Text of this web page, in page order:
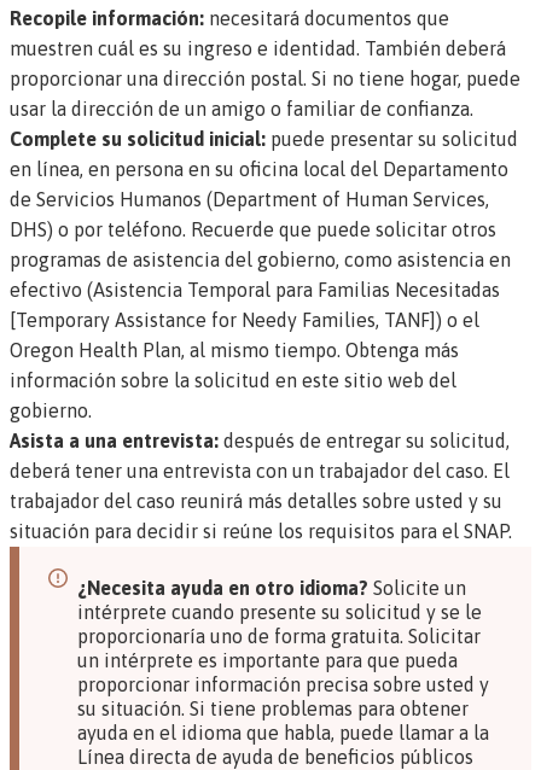
Recopile información: necesitará documentos que
muestren cuál es su ingreso e identidad. También deberá
proporcionar una dirección postal. Si no tiene hogar, puede
usar la dirección de un amigo o familiar de confianza.
Complete su solicitud inicial: puede presentar su solicitud
en línea, en persona en su oficina local del Departamento
de Servicios Humanos (Department of Human Services,
DHS) o por teléfono. Recuerde que puede solicitar otros
programas de asistencia del gobierno, como asistencia en
efectivo (Asistencia Temporal para Familias Necesitadas
[Temporary Assistance for Needy Families, TANF]) o el
Oregon Health Plan, al mismo tiempo. Obtenga más
información sobre la solicitud en este sitio web del
gobierno.
Asista a una entrevista: después de entregar su solicitud,
deberá tener una entrevista con un trabajador del caso. El
trabajador del caso reunirá más detalles sobre usted y su
situación para decidir si reúne los requisitos para el SNAP.
¿Necesita ayuda en otro idioma? Solicite un
intérprete cuando presente su solicitud y se le
proporcionaría uno de forma gratuita. Solicitar
un intérprete es importante para que pueda
proporcionar información precisa sobre usted y
su situación. Si tiene problemas para obtener
ayuda en el idioma que habla, puede llamar a la
Línea directa de ayuda de beneficios públicos